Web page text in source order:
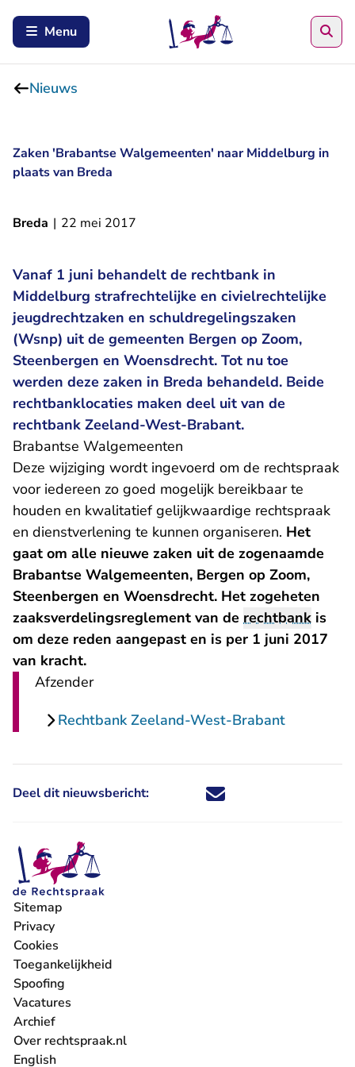
Menu
Nieuws
Zaken 'Brabantse Walgemeenten' naar Middelburg in
plaats van Breda
Breda | 22 mei 2017
Vanaf 1 juni behandelt de rechtbank in
Middelburg strafrechtelijke en civielrechtelijke
jeugdrechtzaken en schuldregelingszaken
(Wsnp) uit de gemeenten Bergen op Zoom,
Steenbergen en Woensdrecht. Tot nu toe
werden deze zaken in Breda behandeld. Beide
rechtbanklocaties maken deel uit van de
rechtbank Zeeland-West-Brabant.
Brabantse Walgemeenten
Deze wijziging wordt ingevoerd om de rechtspraak
voor iedereen zo goed mogelijk bereikbaar te
houden en kwalitatief gelijkwaardige rechtspraak
en dienstverlening te kunnen organiseren. Het
gaat om alle nieuwe zaken uit de zogenaamde
Brabantse Walgemeenten, Bergen op Zoom,
Steenbergen en Woensdrecht. Het zogeheten
zaaksverdelingsreglement- U verlaat
van de rechtbank is
om deze reden aangepast en is per 1 juni 2017
van kracht.
Afzender
Rechtbank Zeeland-West-Brabant
Deel dit nieuwsbericht: Deel dit nieuwsbericht via X -
Deel dit nieuwsbericht via
Deel dit nieuwsbericht
Deel dit
Sitemap
Privacy
Cookies
Toegankelijkheid
Spoofing
Vacatures
- U verlaat Rechtspraak.nl
Archief
Over rechtspraak.nl
English